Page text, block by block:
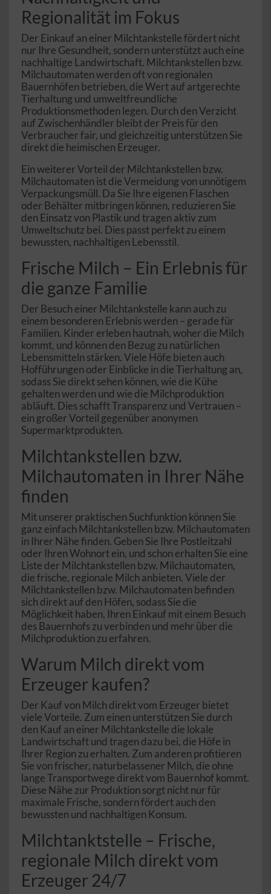
Regionalität im Fokus
Der Einkauf an einer Milchtankstelle fördert nicht
nur Ihre Gesundheit, sondern unterstützt auch eine
nachhaltige Landwirtschaft. Milchtankstellen bzw.
Milchautomaten werden oft von regionalen
Bauernhöfen betrieben, die Wert auf artgerechte
Tierhaltung und umweltfreundliche
Produktionsmethoden legen. Durch den Verzicht
auf Zwischenhändler bleibt der Preis für den
Verbraucher fair, und gleichzeitig unterstützen Sie
direkt die heimischen Erzeuger.
Ein weiterer Vorteil der Milchtankstellen bzw.
Milchautomaten ist die Vermeidung von unnötigem
Verpackungsmüll. Da Sie Ihre eigenen Flaschen
oder Behälter mitbringen können, reduzieren Sie
den Einsatz von Plastik und tragen aktiv zum
Umweltschutz bei. Dies passt perfekt zu einem
bewussten, nachhaltigen Lebensstil.
Frische Milch – Ein Erlebnis für
die ganze Familie
Der Besuch einer Milchtankstelle kann auch zu
einem besonderen Erlebnis werden – gerade für
Familien. Kinder erleben hautnah, woher die Milch
kommt, und können den Bezug zu natürlichen
Lebensmitteln stärken. Viele Höfe bieten auch
Hofführungen oder Einblicke in die Tierhaltung an,
sodass Sie direkt sehen können, wie die Kühe
gehalten werden und wie die Milchproduktion
abläuft. Dies schafft Transparenz und Vertrauen –
ein großer Vorteil gegenüber anonymen
Supermarktprodukten.
Milchtankstellen bzw.
Milchautomaten in Ihrer Nähe
finden
Mit unserer praktischen Suchfunktion können Sie
ganz einfach Milchtankstellen bzw. Milchautomaten
in Ihrer Nähe finden. Geben Sie Ihre Postleitzahl
oder Ihren Wohnort ein, und schon erhalten Sie eine
Liste der Milchtankstellen bzw. Milchautomaten,
die frische, regionale Milch anbieten. Viele der
Milchtankstellen bzw. Milchautomaten befinden
sich direkt auf den Höfen, sodass Sie die
Möglichkeit haben, Ihren Einkauf mit einem Besuch
des Bauernhofs zu verbinden und mehr über die
Milchproduktion zu erfahren.
Warum Milch direkt vom
Erzeuger kaufen?
Der Kauf von Milch direkt vom Erzeuger bietet
viele Vorteile. Zum einen unterstützen Sie durch
den Kauf an einer Milchtankstelle die lokale
Landwirtschaft und tragen dazu bei, die Höfe in
Ihrer Region zu erhalten. Zum anderen profitieren
Sie von frischer, naturbelassener Milch, die ohne
lange Transportwege direkt vom Bauernhof kommt.
Diese Nähe zur Produktion sorgt nicht nur für
maximale Frische, sondern fördert auch den
bewussten und nachhaltigen Konsum.
Milchtanktstelle – Frische,
regionale Milch direkt vom
Erzeuger 24/7